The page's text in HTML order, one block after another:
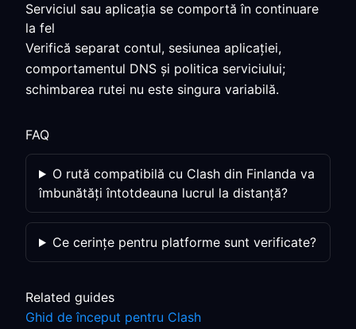
Serviciul sau aplicația se comportă în continuare
la fel
Verifică separat contul, sesiunea aplicației,
comportamentul DNS și politica serviciului;
schimbarea rutei nu este singura variabilă.
FAQ
O rută compatibilă cu Clash din Finlanda va
îmbunătăți întotdeauna lucrul la distanță?
Ce cerințe pentru platforme sunt verificate?
Related guides
Ghid de început pentru Clash